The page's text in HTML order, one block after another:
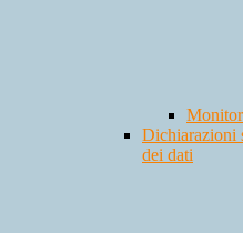
Dichiarazioni
dei dati